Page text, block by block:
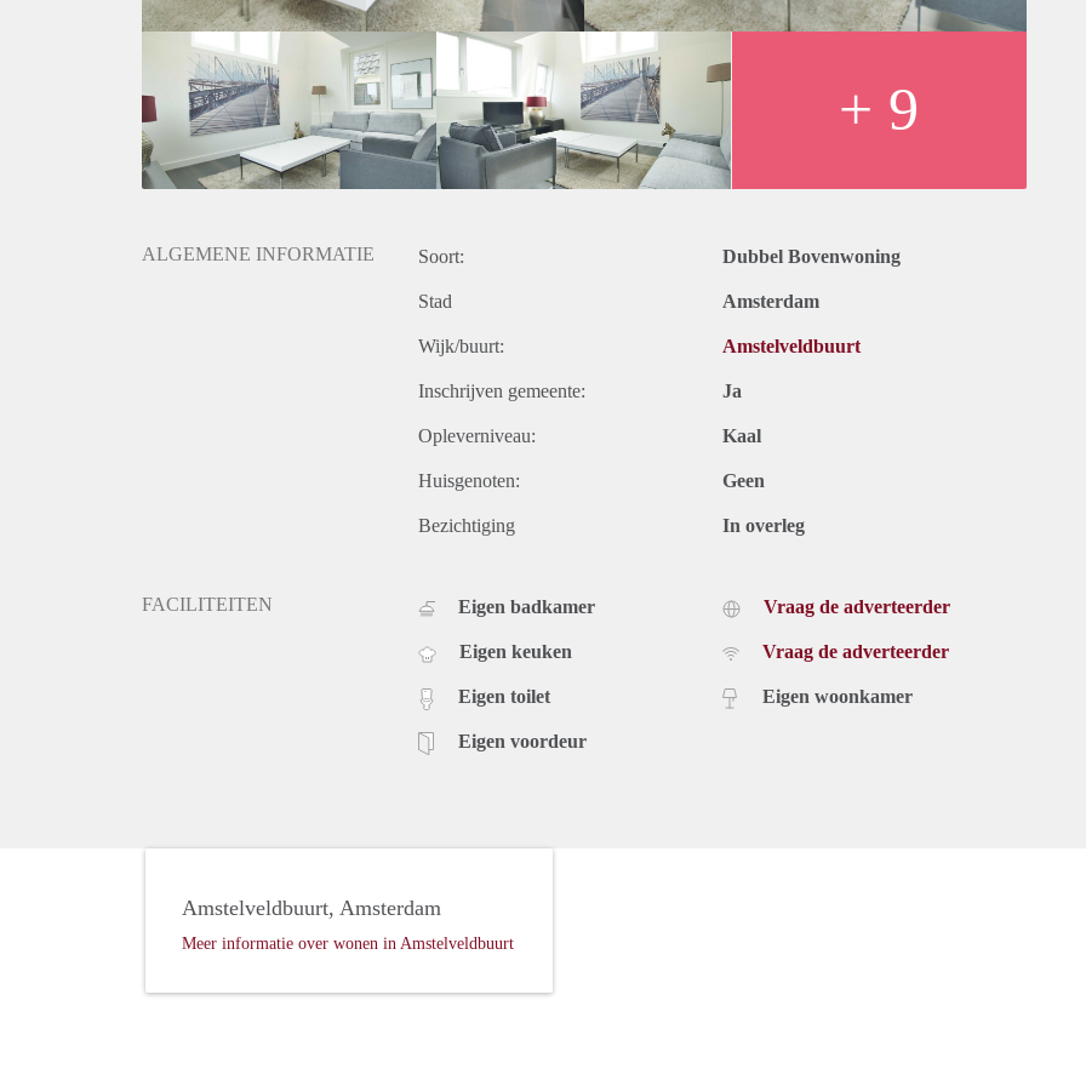
+ 9
ALGEMENE INFORMATIE Soort: Dubbel Bovenwoning
Stad Amsterdam
Wijk/buurt: Amstelveldbuurt
Inschrijven gemeente: Ja
Opleverniveau: Kaal
Huisgenoten: Geen
Bezichtiging In overleg
FACILITEITEN Eigen badkamer
Eigen keuken
Eigen toilet
Eigen voordeur
Vraag de adverteerder
Vraag de adverteerder
Eigen woonkamer
Amstelveldbuurt, Amsterdam
Meer informatie over wonen in Amstelveldbuurt